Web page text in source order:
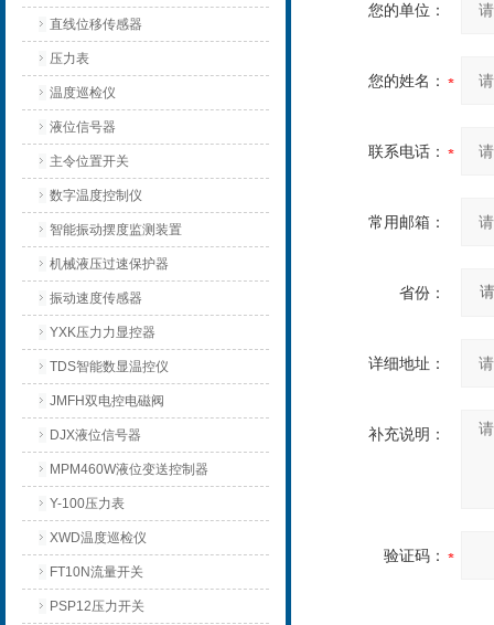
直线位移传感器
压力表
温度巡检仪
液位信号器
主令位置开关
数字温度控制仪
智能振动摆度监测装置
机械液压过速保护器
振动速度传感器
YXK压力力显控器
TDS智能数显温控仪
JMFH双电控电磁阀
DJX液位信号器
MPM460W液位变送控制器
Y-100压力表
XWD温度巡检仪
FT10N流量开关
PSP12压力开关
您的单位：
您的姓名：
联系电话：
常用邮箱：
省份：
详细地址：
补充说明：
验证码：